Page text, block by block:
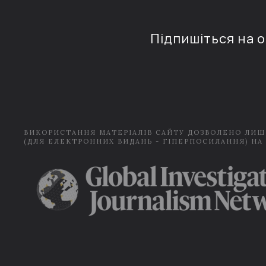
Підпишіться на
ВИКОРИСТАННЯ МАТЕРІАЛІВ САЙТУ ДОЗВОЛЕНО
(ДЛЯ ЕЛЕКТРОННИХ ВИДАНЬ - ГІПЕРПОСИЛАННЯ) НА